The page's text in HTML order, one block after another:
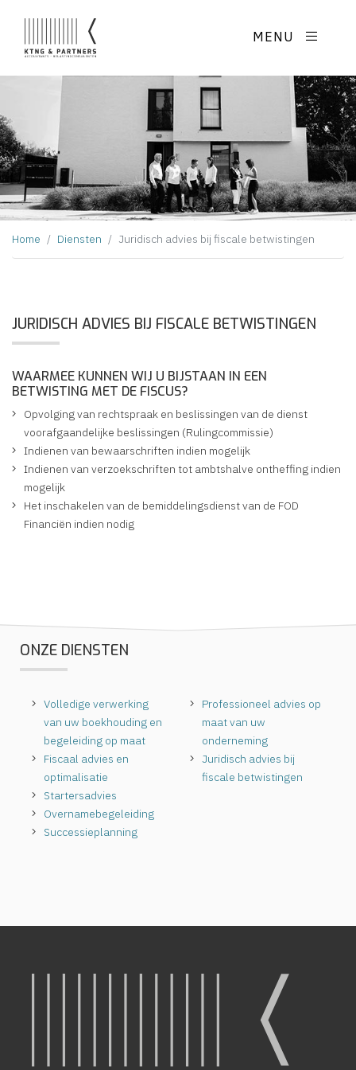
KTNG & PARTNERS - Accountants
MENU
Home Diensten Juridisch advies bij fiscale betwistingen
JURIDISCH ADVIES BIJ FISCALE BETWISTINGEN
WAARMEE KUNNEN WIJ U BIJSTAAN IN EEN
BETWISTING MET DE FISCUS?
Opvolging van rechtspraak en beslissingen van de dienst
voorafgaandelijke beslissingen (Rulingcommissie)
Indienen van bewaarschriften indien mogelijk
Indienen van verzoekschriften tot ambtshalve ontheffing indien
mogelijk
Het inschakelen van de bemiddelingsdienst van de FOD
Financiën indien nodig
ONZE DIENSTEN
Volledige verwerking
van uw boekhouding en
begeleiding op maat
Fiscaal advies en
optimalisatie
Startersadvies
Overnamebegeleiding
Successieplanning
Professioneel advies op
maat van uw
onderneming
Juridisch advies bij
fiscale betwistingen